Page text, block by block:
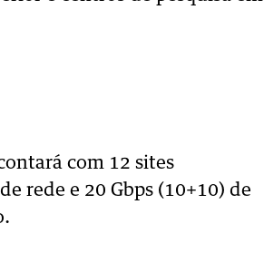
com 12 sites
rede e 20 Gbps (10+10) de